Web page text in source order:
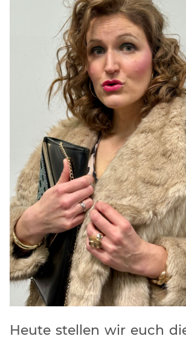
Heute stellen wir euch